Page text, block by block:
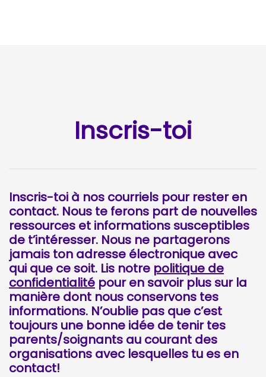
Inscris-toi
Inscris-toi à nos courriels pour rester en
contact. Nous te ferons part de nouvelles
ressources et informations susceptibles
de t’intéresser. Nous ne partagerons
jamais ton adresse électronique avec
qui que ce soit. Lis notre politique de
confidentialité pour en savoir plus sur la
manière dont nous conservons tes
informations. N’oublie pas que c’est
toujours une bonne idée de tenir tes
parents/soignants au courant des
organisations avec lesquelles tu es en
contact!